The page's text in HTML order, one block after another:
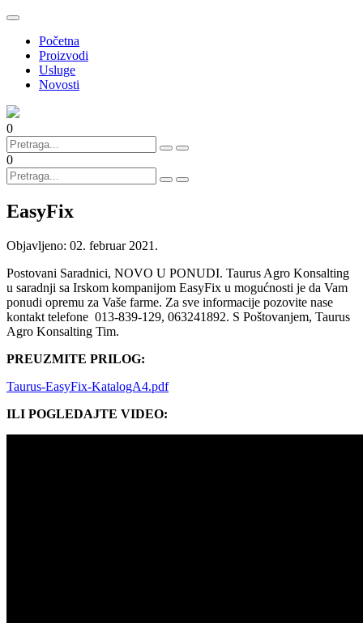
Početna
Proizvodi
Usluge
Novosti
0
0
EasyFix
Objavljeno: 02. februar 2021.
Postovani Saradnici, NOVO U PONUDI. Taurus Agro Konsalting
u saradnji sa Irskom kompanijom EasyFix u mogućnosti je da Vam
ponudi opremu za Vaše farme. Za sve informacije pozovite nase
kontakt telefone 013-839-129, 063241892. S Poštovanjem, Taurus
Agro Konsalting Tim.
PREUZMITE PRILOG:
Taurus-EasyFix-KatalogA4.pdf
ILI POGLEDAJTE VIDEO: